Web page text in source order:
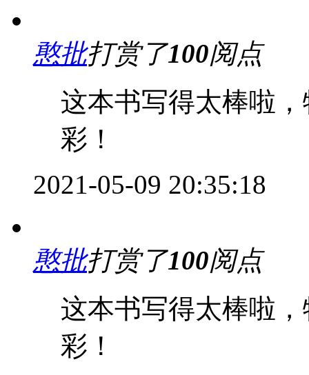
憨批打赏了100阅点
这本书写得太棒啦
彩！
2021-05-09 20:35:18
憨批打赏了100阅点
这本书写得太棒啦
彩！